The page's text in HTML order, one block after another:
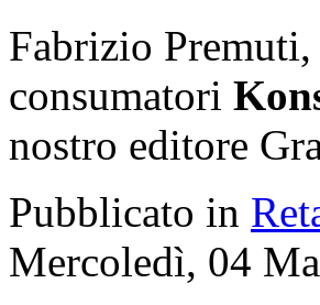
Fabrizio Premuti,
consumatori
nostro editore
Pubblicato in
Mercoledì, 04